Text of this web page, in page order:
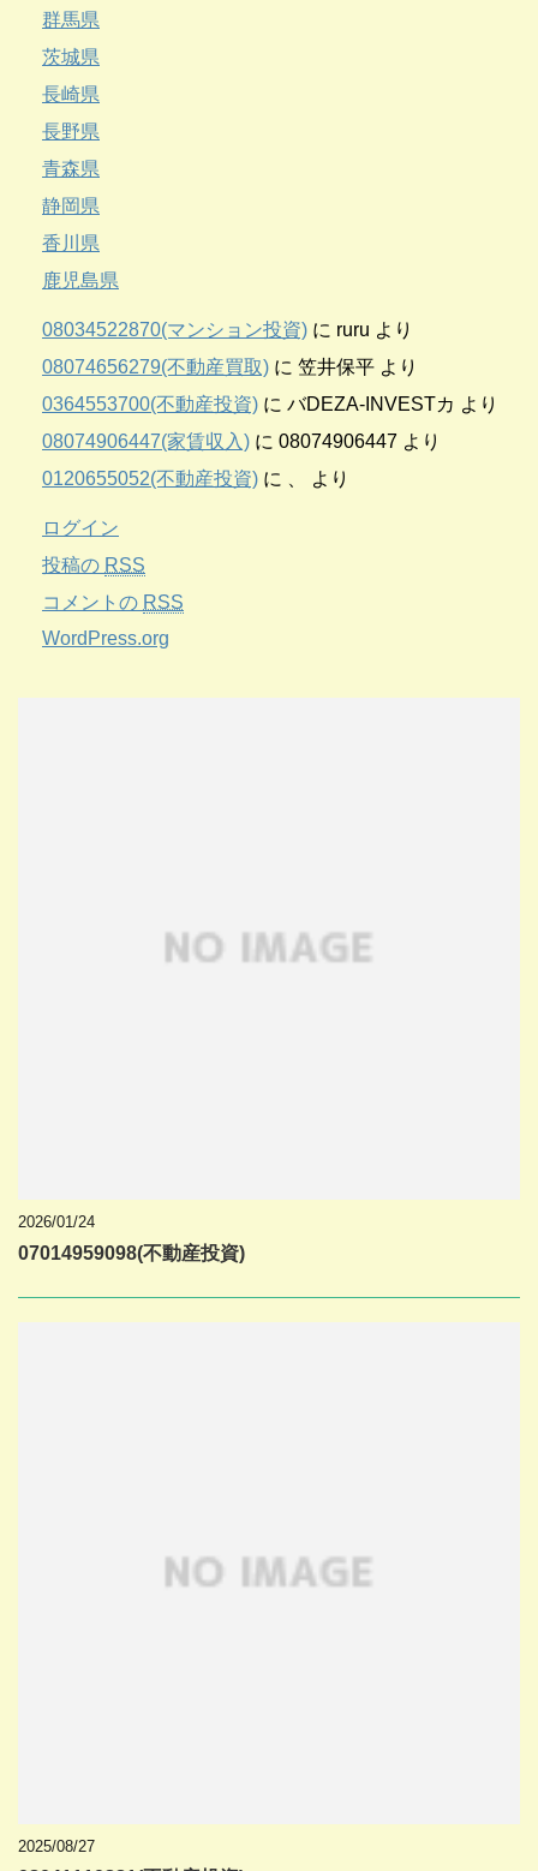
群馬県
茨城県
長崎県
長野県
青森県
静岡県
香川県
鹿児島県
08034522870(マンション投資) に ruru より
08074656279(不動産買取) に 笠井保平 より
0364553700(不動産投資) に バDEZA-INVESTカ より
08074906447(家賃収入) に 08074906447 より
0120655052(不動産投資) に より
ログイン
投稿の RSS
コメントの RSS
WordPress.org
2026/01/24
07014959098(不動産投資)
2025/08/27